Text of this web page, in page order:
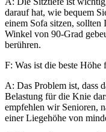
darauf hat, wie bequem
einem Sofa sitzen,
Winkel von 90-Grad
berühren.
F: Was ist die beste
A: Das Problem ist, dass
Belastung für die Knie
empfehlen wir Senioren,
einer Liegehöhe von